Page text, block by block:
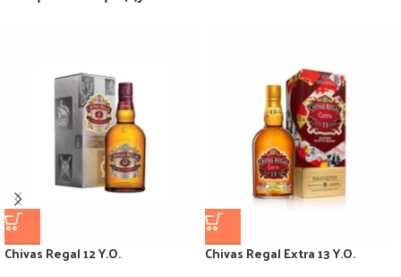
Chivas Regal 12 Y.O. Chivas Regal Extra 13 Y.O.